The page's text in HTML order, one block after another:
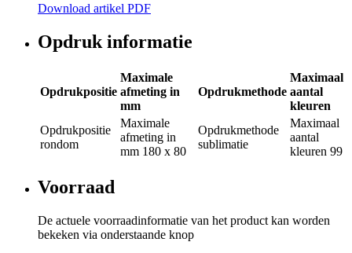
Download artikel PDF
Opdruk informatie
Opdrukpositie
Maximale
afmeting in
mm
Opdrukmethode
Maximaal
aantal
kleuren
Opdrukpositie
rondom
Maximale
afmeting in
mm 180 x 80
Opdrukmethode
sublimatie
Maximaal
aantal
kleuren 99
Voorraad
De actuele voorraadinformatie van het product kan worden
bekeken via onderstaande knop